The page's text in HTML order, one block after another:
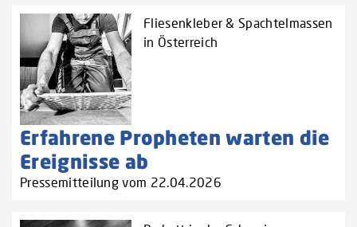
Fliesenkleber & Spachtelmassen
in Österreich
Erfahrene Propheten warten die
Ereignisse ab
Pressemitteilung vom 22.04.2026